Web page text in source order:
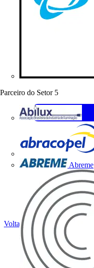
Parceiro do Setor 5
Abreme
Voltar para Notícias